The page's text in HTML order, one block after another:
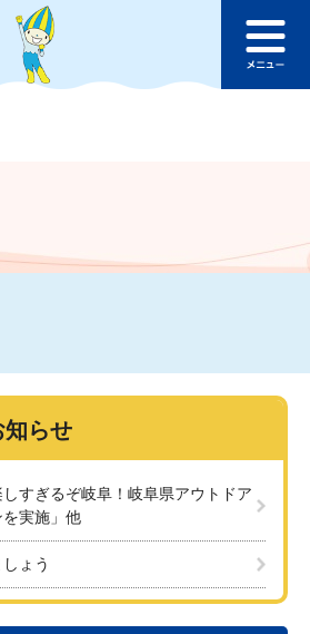
このページの本文へ
ュ
知らせ
すぎるぞ岐阜！岐阜県アウトドア
実施」他
ょう